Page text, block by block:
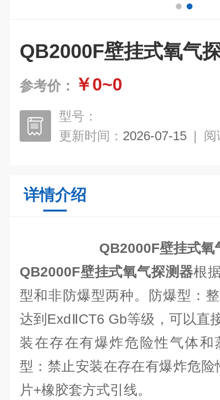
QB2000F壁挂式氧气
参考价： ￥0~0
型号：
更新时间： 2026-07-15 | 阅
详情介绍
QB2000F壁挂式氧
QB2000F壁挂式氧气探测器根
型和非防爆型两种。防爆型：
达到ExdⅡCT6 Gb等级，可以直
装在存在有爆炸危险性气体
型：禁止安装在存在有爆炸危
片+橡胶套方式引线。